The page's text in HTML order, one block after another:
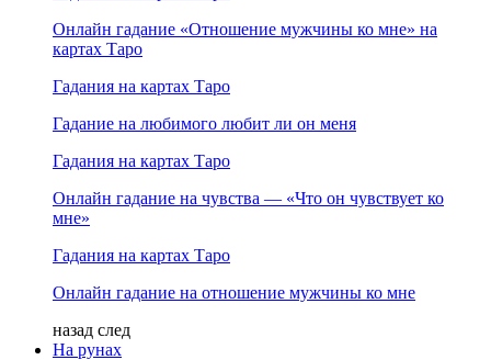
Онлайн гадание «Отношение мужчины ко мне» на
картах Таро
Гадания на картах Таро
Гадание на любимого любит ли он меня
Гадания на картах Таро
Онлайн гадание на чувства — «Что он чувствует ко
мне»
Гадания на картах Таро
Онлайн гадание на отношение мужчины ко мне
назад след
На рунах